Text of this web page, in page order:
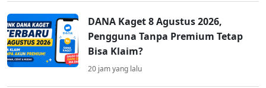
DANA Kaget 8 Agustus 2026,
Pengguna Tanpa Premium Tetap
Bisa Klaim?
20 jam yang lalu